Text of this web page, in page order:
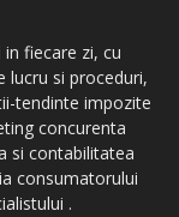
fiecare zi, cu
lucru si proceduri,
tendinte impozite
concurenta
si contabilitatea
consumatorului
.